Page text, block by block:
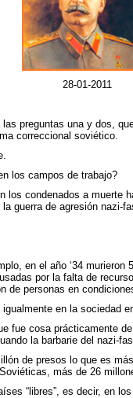
28-01-2011
preguntas una y dos,
correccional soviético.
los campos de trabajo?
condenados a
guerra de agresión nazi-
en el año ‘34
por la falta de
de personas en
en la sociedad
fue cosa prácticamente
la barbarie del nazi-
de presos lo que es
más de 26
“libres”, es decir, en